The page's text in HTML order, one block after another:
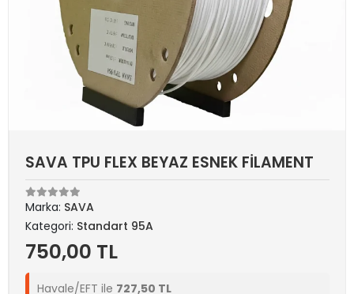
SAVA TPU FLEX BEYAZ ESNEK FİLAMENT
Marka: SAVA
Kategori: Standart 95A
750,00 TL
Havale/EFT ile 727,50 TL